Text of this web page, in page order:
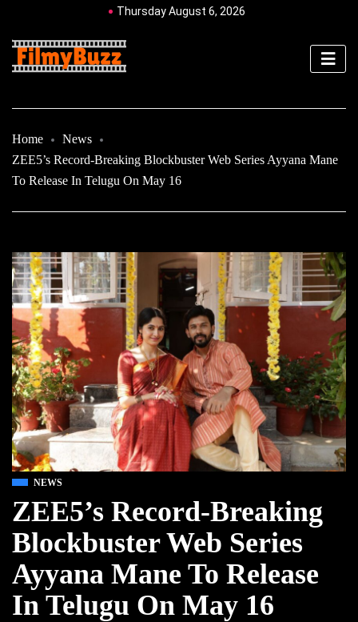
Thursday August 6, 2026
Home
News
ZEE5’s Record-Breaking Blockbuster Web Series Ayyana Mane
To Release In Telugu On May 16
NEWS
ZEE5’s Record-Breaking
Blockbuster Web Series
Ayyana Mane To Release
In Telugu On May 16